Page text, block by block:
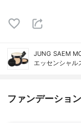
JUNG SAEM
エッセンシャル
ファンデーショ